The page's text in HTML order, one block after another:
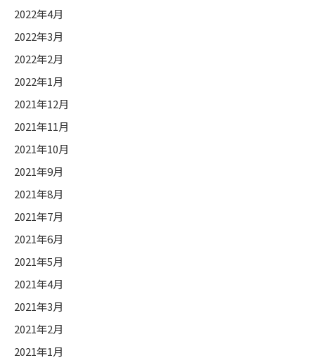
2022年4月
2022年3月
2022年2月
2022年1月
2021年12月
2021年11月
2021年10月
2021年9月
2021年8月
2021年7月
2021年6月
2021年5月
2021年4月
2021年3月
2021年2月
2021年1月